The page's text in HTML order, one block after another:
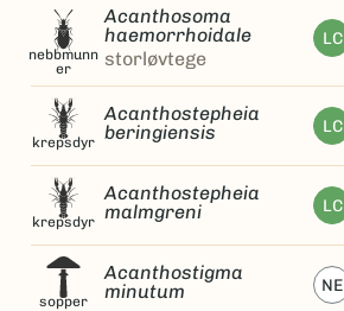
nebbmunn
er
Acanthosoma
haemorrhoidale
storløvtege
LC
krepsdyr
Acanthostepheia
beringiensis
LC
krepsdyr
Acanthostepheia
malmgreni
LC
sopper
Acanthostigma
minutum
NE